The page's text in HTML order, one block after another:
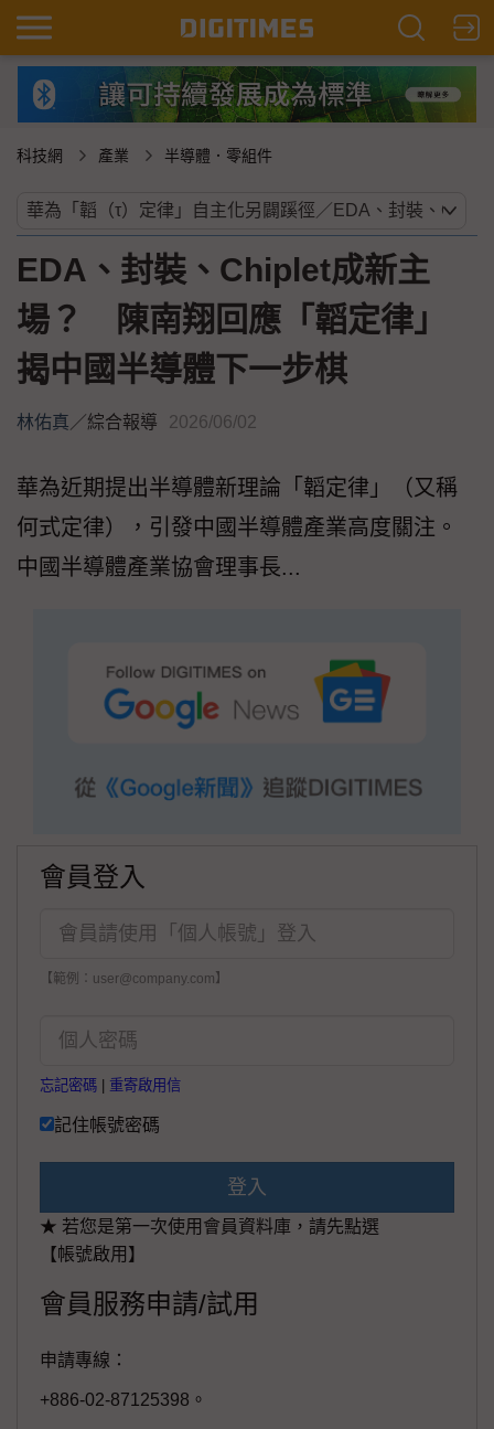
科技網 產業 半導體．零組件
EDA、封裝、Chiplet成新主
場？ 陳南翔回應「韜定律」
揭中國半導體下一步棋
林佑真／綜合報導 2026/06/02
華為近期提出半導體新理論「韜定律」（又稱
何式定律），引發中國半導體產業高度關注。
中國半導體產業協會理事長...
會員登入
【範例：user@company.com】
忘記密碼 重寄啟用信
記住帳號密碼
登入
★ 若您是第一次使用會員資料庫，請先點選
【帳號啟用】
會員服務申請/試用
申請專線：
+886-02-87125398。